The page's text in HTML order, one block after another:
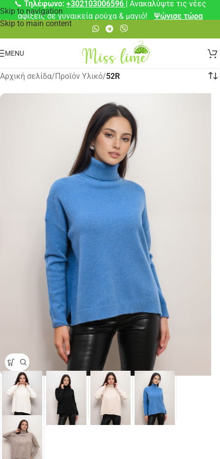
Skip to navigation
Skip to main content
📞 Τηλέφωνο: +302103006596 | Ανακαλύψτε τις νέες
αφίξεις σε γυναικεία ρούχα & μαγιό!
Ψώνισε τώρα
MENU
Αρχική σελίδα/Προϊόν Υλικό/52R